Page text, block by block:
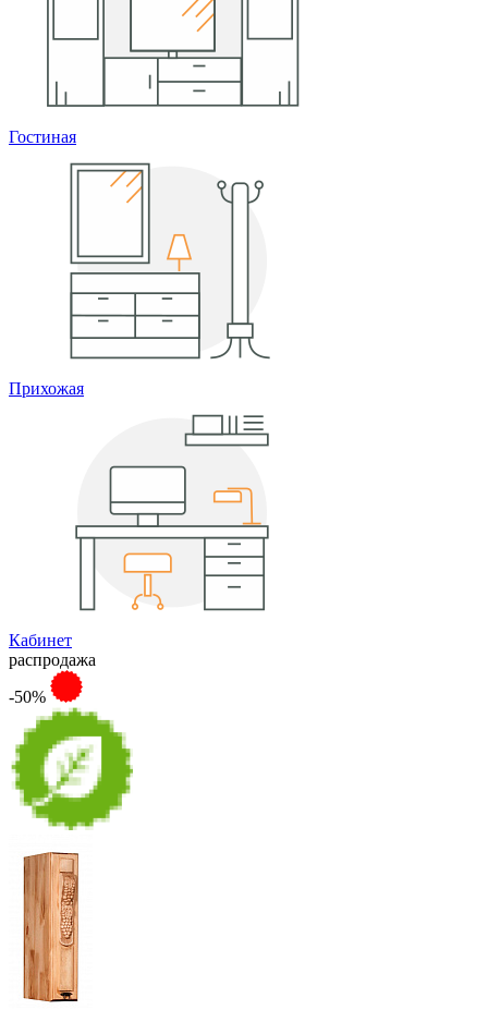
Гостиная
Прихожая
Кабинет
распродажа
-50%